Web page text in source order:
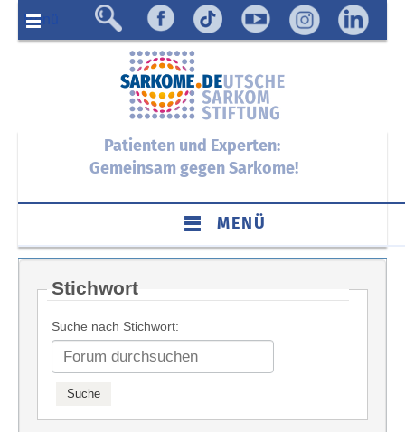
Menü
Patienten und Experten:
Gemeinsam gegen Sarkome!
MENÜ
Stichwort
Suche nach Stichwort: